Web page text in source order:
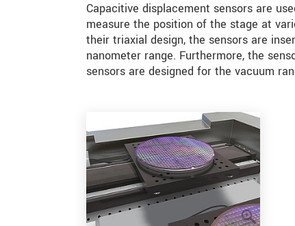
Capacitive displacement sensors are
measure the position of the stage at
their triaxial design, the sensors are
nanometer range. Furthermore, the
sensors are designed for the vacuum